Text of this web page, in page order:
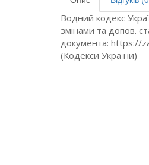
Водний кодекс
змінами та допов.
документа: https://
(Кодекси України)